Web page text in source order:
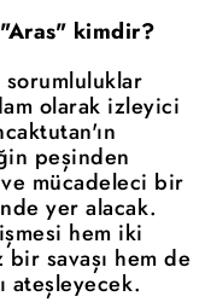
"Aras" kimdir?
olarak izleyici
peşinden
mücadeleci bir
yer alacak.
hem iki
bir savaşı hem de
ateşleyecek.